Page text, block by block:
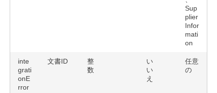
Sup
plier
Infor
mati
on
inte
grati
onE
rror
文書ID
整
数
い
い
え
任意
の